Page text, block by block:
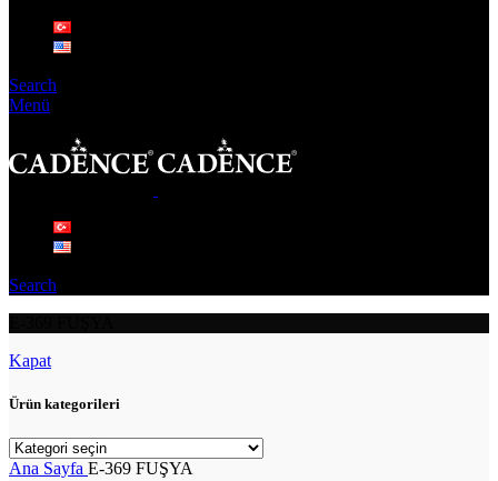
Search
Menü
Search
Kapat
Ürün kategorileri
Ana Sayfa E-369 FUŞYA